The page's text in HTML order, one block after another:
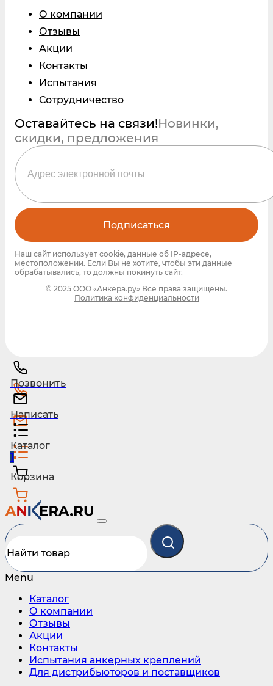
О компании
Отзывы
Акции
Контакты
Испытания
Сотрудничество
Оставайтесь на связи!Новинки,
скидки, предложения
Подписаться
Наш сайт использует cookie, данные об IP-адресе,
местоположении. Если Вы не хотите, чтобы эти данные
обрабатывались, то должны покинуть сайт.
© 2025 ООО «Анкера.ру» Все права защищены.
Политика конфиденциальности
Позвонить
Написать
Каталог
1
Корзина
Menu
Каталог
О компании
Отзывы
Акции
Контакты
Испытания анкерных креплений
Для дистрибьюторов и поставщиков